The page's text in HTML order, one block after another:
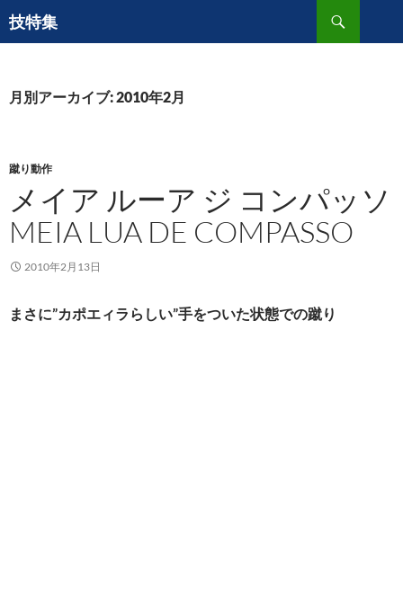
コ
ン
ツ
キ
技特集
検
索
月別アーカイブ: 2010年2月
蹴り動作
メイア ルーア ジ コンパッソ
MEIA LUA DE COMPASSO
2010年2月13日
まさに”カポエィラらしい”手をついた状態での蹴り